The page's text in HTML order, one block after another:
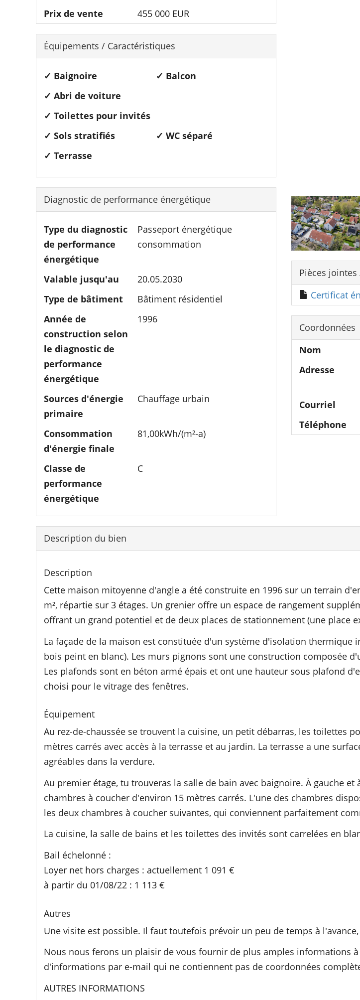
Pièces jointes
Certificat
Coordonnées
Nom
Adresse
Courriel
Téléphone
Prix de vente 455 000 EUR
Équipements / Caractéristiques
✓ Baignoire
✓ Balcon
✓ Abri de voiture
✓ Toilettes pour invités
✓ Sols stratifiés
✓ WC séparé
✓ Terrasse
Diagnostic de performance énergétique
Type du diagnostic
de performance
énergétique
Passeport énergétique
consommation­
Valable jusqu'au
20.05.2030
Type de bâtiment
Bâtiment résidentiel
Année de
construction selon
le diagnostic de
performance
énergétique
1996
Sources d'énergie
primaire
Chauffage urbain
Consommation
d'énergie finale­
81,00kWh/(m²-a)
Classe de
performance
énergétique­­
C
Description du bien­
Description
Cette maison mitoyenne d'angle a été construite en 1996 sur un terrain
m², répartie sur 3 étages. Un grenier offre un espace de rangement
offrant un grand potentiel et de deux places de stationnement (une place
La façade de la maison est constituée d'un système d'isolation
bois peint en blanc). Les murs pignons sont une construction composée
Les plafonds sont en béton armé épais et ont une hauteur sous plafond
choisi pour le vitrage des fenêtres.
Équipement
Au rez-de-chaussée se trouvent la cuisine, un petit débarras, les toilettes
mètres carrés avec accès à la terrasse et au jardin. La terrasse a une
agréables dans la verdure.
Au premier étage, tu trouveras la salle de bain avec baignoire. À gauche
chambres à coucher d'environ 15 mètres carrés. L'une des chambres
les deux chambres à coucher suivantes, qui conviennent parfaitement
La cuisine, la salle de bains et les toilettes des invités sont carrelées en
Bail échelonné :
Loyer net hors charges : actuellement 1 091 €
à partir du 01/08/22 : 1 113 €
Autres
Une visite est possible. Il faut toutefois prévoir un peu de temps à
Nous nous ferons un plaisir de vous fournir de plus amples informations
d'informations par e-mail qui ne contiennent pas de coordonnées
AUTRES INFORMATIONS